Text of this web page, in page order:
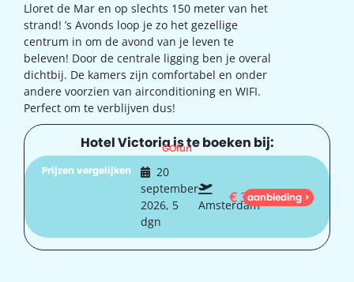
Lloret de Mar en op slechts 150 meter van het
strand! ’s Avonds loop je zo het gezellige
centrum in om de avond van je leven te
beleven! Door de centrale ligging ben je overal
dichtbij. De kamers zijn comfortabel en onder
andere voorzien van airconditioning en WIFI.
Perfect om te verblijven dus!
Hotel Victoria is te boeken bij:
GOfun
Prijzen vergelijken
20
september
2026, 5
dgn
Amsterdam
€390
aanbieding >